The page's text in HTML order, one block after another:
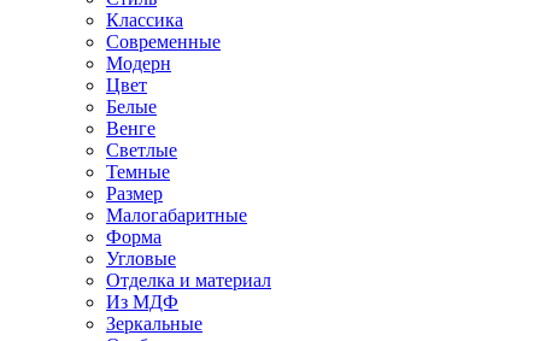
Классика
Современные
Модерн
Цвет
Белые
Венге
Светлые
Темные
Размер
Малогабаритные
Форма
Угловые
Отделка и материал
Из МДФ
Зеркальные